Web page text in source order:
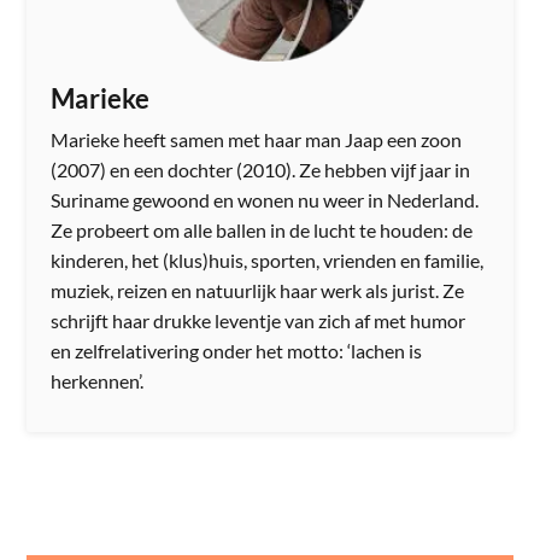
Marieke
Marieke heeft samen met haar man Jaap een zoon
(2007) en een dochter (2010). Ze hebben vijf jaar in
Suriname gewoond en wonen nu weer in Nederland.
Ze probeert om alle ballen in de lucht te houden: de
kinderen, het (klus)huis, sporten, vrienden en familie,
muziek, reizen en natuurlijk haar werk als jurist. Ze
schrijft haar drukke leventje van zich af met humor
en zelfrelativering onder het motto: ‘lachen is
herkennen’.